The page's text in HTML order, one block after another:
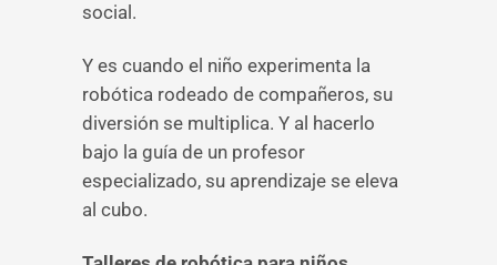
social.
Y es cuando el niño experimenta la
robótica rodeado de compañeros, su
diversión se multiplica. Y al hacerlo
bajo la guía de un profesor
especializado, su aprendizaje se eleva
al cubo.